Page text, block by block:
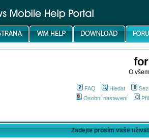
O
FAQ Hledat
Osobní nastavení
Zadejte prosím vaše